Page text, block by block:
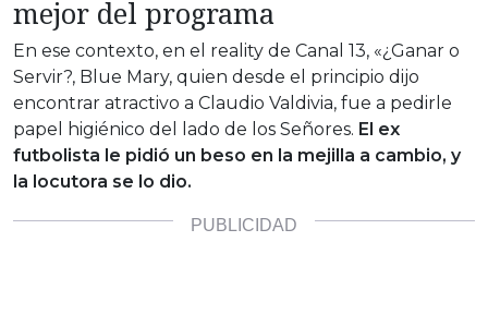
mejor del programa
En ese contexto, en el reality de Canal 13, «¿Ganar o
Servir?, Blue Mary, quien desde el principio dijo
encontrar atractivo a Claudio Valdivia, fue a pedirle
papel higiénico del lado de los Señores. El ex
futbolista le pidió un beso en la mejilla a cambio, y
la locutora se lo dio.